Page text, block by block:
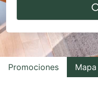
to
interact
with
the
Promociones Mapa